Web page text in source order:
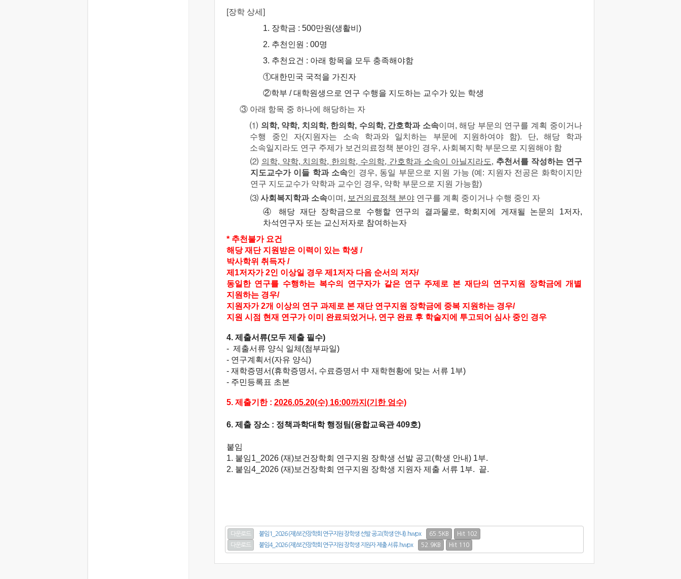
[장학 상세]
1. 장학금 : 500만원(생활비)
2. 추천인원 : 00명
3. 추천요건 : 아래 항목을 모두 충족해야함
①대한민국 국적을 가진자
②학부 / 대학원생으로 연구 수행을 지도하는 교수가 있는 학생
③ 아래 항목 중 하나에 해당하는 자
⑴ 의학, 약학, 치의학, 한의학, 수의학, 간호학과 소속이며 ,해당 부문의 연구를 계획 중이거나
수행 중인 자(지원자는 소속 학과와 일치하는 부문에 지원하여야 함). 단,해당 학과
소속일지라도 연구 주제가 보건의료정책 분야인 경우,사회복지학 부문으로 지원해야 함
⑵ 의학, 약학, 치의학, 한의학, 수의학, 간호학과 소속이 아닐지라도, 추천서를 작성하는 연구
지도교수가 이들 학과 소속인 경우, 동일 부문으로 지원 가능 (예 : 지원자 전공은 화학이지만
연구 지도교수가 약학과 교수인 경우, 약학 부문으로 지원 가능함)
⑶ 사회복지학과 소속이며 , 보건의료정책 분야 연구를 계획 중이거나 수행 중인 자
④ 해당 재단 장학금으로 수행할 연구의 결과물로, 학회지에 게재될 논문의 1저자,
차석연구자 또는 교신저자로 참여하는자
* 추천불가 요건
해당 재단 지원받은 이력이 있는 학생 /
박사학위 취득자 /
제1저자가 2인 이상일 경우 제1저자 다음 순서의 저자/
동일한 연구를 수행하는 복수의 연구자가 같은 연구 주제로 본 재단의 연구지원 장학금에 개별
지원하는 경우/
지원자가2개 이상의 연구 과제로 본 재단 연구지원 장학금에 중복 지원하는 경우/
지원 시점 현재 연구가 이미 완료되었거나, 연구 완료 후 학술지에 투고되어 심사 중인 경우
4. 제출서류(모두 제출 필수)
- 제출서류 양식 일체(첨부파일)
- 연구계획서(자유 양식)
- 재학증명서(휴학증명서, 수료증명서 中 재학현황에 맞는 서류 1부)
- 주민등록표 초본
5. 제출기한 : 2026.05.20(수) 16:00까지(기한 엄수)
6. 제출 장소 : 정책과학대학 행정팀(융합교육관 409호)
붙임
1. 붙임1_2026 (재)보건장학회 연구지원 장학생 선발 공고(학생 안내) 1부.
2. 붙임4_2026 (재)보건장학회 연구지원 장학생 지원자 제출 서류 1부. 끝.
다운로드 붙임1_2026 (재)보건장학회 연구지원 장학생 선발 공고(학생 안내).hwpx 65.5KB
Hit 102
다운로드
붙임4_2026 (재)보건장학회 연구지원 장학생 지원자 제출 서류.hwpx 52.9KB Hit 110